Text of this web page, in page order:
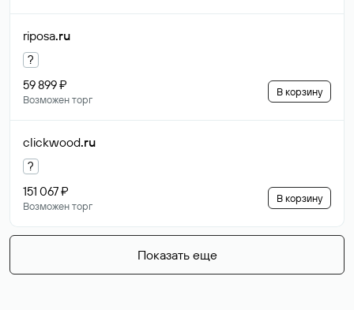
riposa.ru
?
59 899 ₽
Возможен торг
В корзину
clickwood.ru
?
151 067 ₽
Возможен торг
В корзину
Показать еще